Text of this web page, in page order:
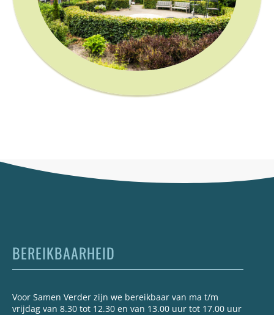
BEREIKBAARHEID
Voor Samen Verder zijn we bereikbaar van ma t/m
vrijdag van 8.30 tot 12.30 en van 13.00 uur tot 17.00 uur